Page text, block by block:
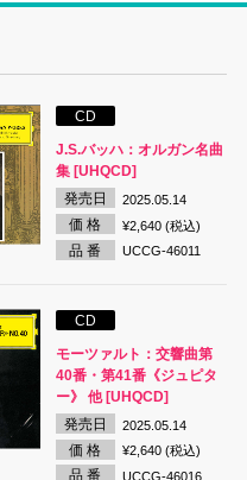
CD
J.S.バッハ：オルガン名曲
集 [UHQCD]
発売日
2025.05.14
価 格 ¥2,640 (税込)
品 番 UCCG-46011
CD
モーツァルト：交響曲第
40番・第41番《ジュピタ
ー》 他 [UHQCD]
発売日
2025.05.14
価 格 ¥2,640 (税込)
品 番 UCCG-46016